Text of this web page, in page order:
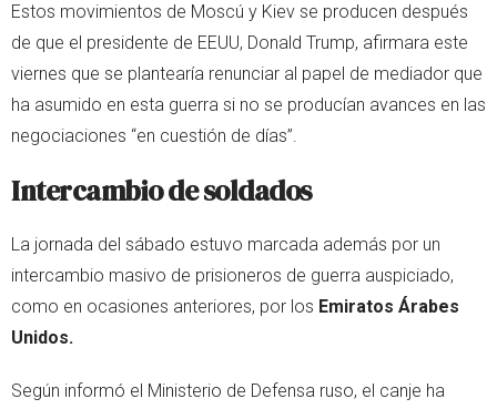
Estos movimientos de Moscú y Kiev se producen después
de que el presidente de EEUU, Donald Trump, afirmara este
viernes que se plantearía renunciar al papel de mediador que
ha asumido en esta guerra si no se producían avances en las
negociaciones “en cuestión de días”.
Intercambio de soldados
La jornada del sábado estuvo marcada además por un
intercambio masivo de prisioneros de guerra auspiciado,
como en ocasiones anteriores, por los Emiratos Árabes
Unidos.
Según informó el Ministerio de Defensa ruso, el canje ha